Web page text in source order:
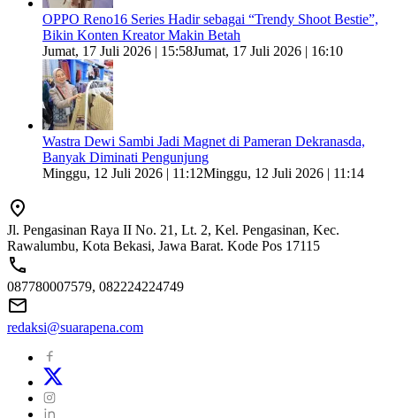
OPPO Reno16 Series Hadir sebagai “Trendy Shoot Bestie”,
Bikin Konten Kreator Makin Betah
Jumat, 17 Juli 2026 | 15:58Jumat, 17 Juli 2026 | 16:10
Wastra Dewi Sambi Jadi Magnet di Pameran Dekranasda,
Banyak Diminati Pengunjung
Minggu, 12 Juli 2026 | 11:12Minggu, 12 Juli 2026 | 11:14
Jl. Pengasinan Raya II No. 21, Lt. 2, Kel. Pengasinan, Kec.
Rawalumbu, Kota Bekasi, Jawa Barat. Kode Pos 17115
087780007579, 082224224749
redaksi@suarapena.com